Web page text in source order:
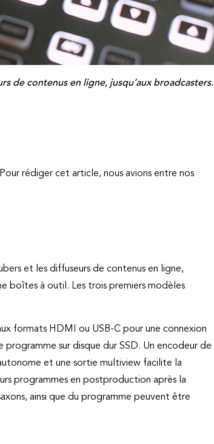
de contenus en ligne, jusqu’aux broadcasters.
rédiger cet article, nous avions entre nos
et les diffuseurs de contenus en ligne,
boîtes à outil. Les trois premiers modèles
formats HDMI ou USB-C pour une connexion
sur disque dur SSD. Un encodeur de
et une sortie multiview facilite la
programmes en postproduction après la
ainsi que du programme peuvent être